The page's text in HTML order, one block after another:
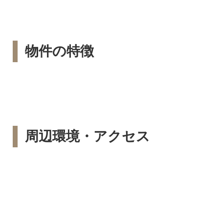
物件の特徴
周辺環境・アクセス